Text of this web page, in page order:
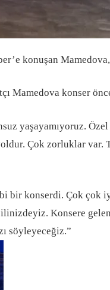
konuşan
Mamedova konser
yaşayamıyoruz.
Çok zorluklar
bir konserdi. Çok
Konsere
söyleyeceğiz.”